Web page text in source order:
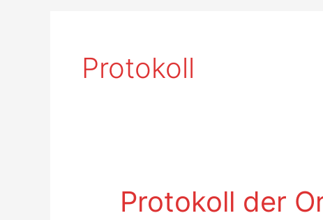
Protokoll
Protokoll der
Protokoll
der